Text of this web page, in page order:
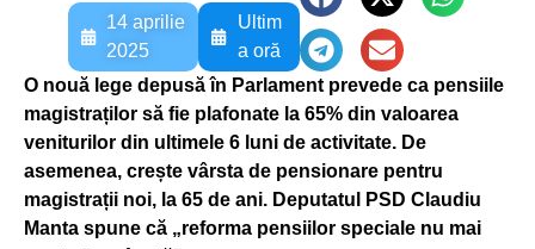
14 aprilie
2025
Ultim
a oră
O nouă lege depusă în Parlament prevede ca pensiile
magistraților să fie plafonate la 65% din valoarea
veniturilor din ultimele 6 luni de activitate. De
asemenea, crește vârsta de pensionare pentru
magistrații noi, la 65 de ani. Deputatul PSD Claudiu
Manta spune că „reforma pensiilor speciale nu mai